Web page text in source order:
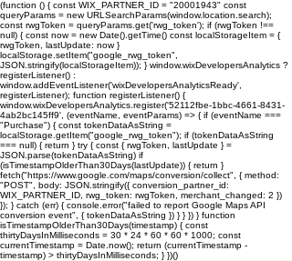
(function () { const WIX_PARTNER_ID = "20001943" const
queryParams = new URLSearchParams(window.location.search);
const rwgToken = queryParams.get('rwg_token'); if (rwgToken !==
null) { const now = new Date().getTime() const localStorageItem = {
rwgToken, lastUpdate: now }
localStorage.setItem("google_rwg_token",
JSON.stringify(localStorageItem)); } window.wixDevelopersAnalytics ?
registerListener() :
window.addEventListener('wixDevelopersAnalyticsReady',
registerListener); function registerListener() {
window.wixDevelopersAnalytics.register('52112fbe-1bbc-4661-8431-
4ab2bc145ff9', (eventName, eventParams) => { if (eventName ===
"Purchase") { const tokenDataAsString =
localStorage.getItem("google_rwg_token"); if (tokenDataAsString
=== null) { return } try { const { rwgToken, lastUpdate } =
JSON.parse(tokenDataAsString) if
(isTimestampOlderThan30Days(lastUpdate)) { return }
fetch("https://www.google.com/maps/conversion/collect", { method:
"POST", body: JSON.stringify({ conversion_partner_id:
WIX_PARTNER_ID, rwg_token: rwgToken, merchant_changed: 2 })
}); } catch (err) { console.error("failed to report Google Maps API
conversion event", { tokenDataAsString }) } } }) } function
isTimestampOlderThan30Days(timestamp) { const
thirtyDaysInMilliseconds = 30 * 24 * 60 * 60 * 1000; const
currentTimestamp = Date.now(); return (currentTimestamp -
timestamp) > thirtyDaysInMilliseconds; } })()